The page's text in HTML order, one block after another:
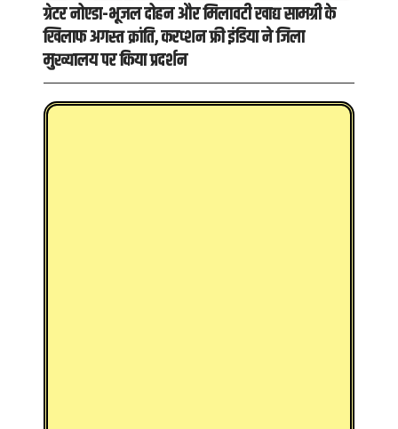
ग्रेटर नोएडा-भूजल दोहन और मिलावटी खाद्य सामग्री के
खिलाफ अगस्त क्रांति, करप्शन फ्री इंडिया ने जिला
मुख्यालय पर किया प्रदर्शन